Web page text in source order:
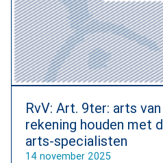
RvV: Art. 9ter: arts
rekening houden met
arts-specialisten
14 november 2025